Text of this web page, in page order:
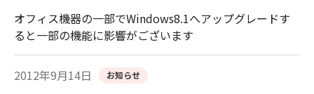
オフィス機器の一部でWindows8.1へアップグレードす
ると一部の機能に影響がございます
2012年9月14日 お知らせ